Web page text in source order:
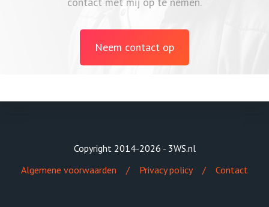
Neem contact op
Copyright 2014-2026 - 3WS.nl
Algemene voorwaarden
Privacy policy Contact